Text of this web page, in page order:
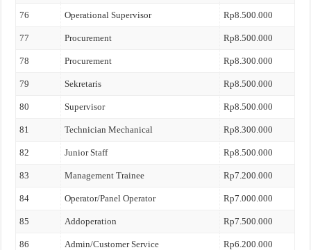
76 Operational Supervisor Rp8.500.000
77 Procurement Rp8.500.000
78 Procurement Rp8.300.000
79 Sekretaris Rp8.500.000
80 Supervisor Rp8.500.000
81 Technician Mechanical Rp8.300.000
82 Junior Staff Rp8.500.000
83 Management Trainee Rp7.200.000
84 Operator/Panel Operator Rp7.000.000
85 Addoperation Rp7.500.000
86 Admin/Customer Service Rp6.200.000